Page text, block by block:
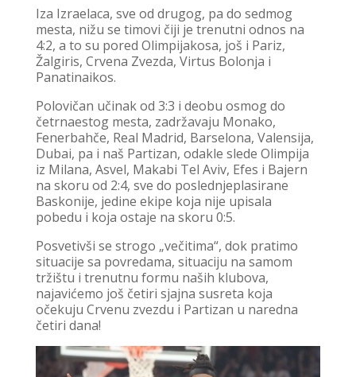
Iza Izraelaca, sve od drugog, pa do sedmog
mesta, nižu se timovi čiji je trenutni odnos na
4:2, a to su pored Olimpijakosa, još i Pariz,
Žalgiris, Crvena Zvezda, Virtus Bolonja i
Panatinaikos.
Polovičan učinak od 3:3 i deobu osmog do
četrnaestog mesta, zadržavaju Monako,
Fenerbahče, Real Madrid, Barselona, Valensija,
Dubai, pa i naš Partizan, odakle slede Olimpija
iz Milana, Asvel, Makabi Tel Aviv, Efes i Bajern
na skoru od 2:4, sve do poslednjeplasirane
Baskonije, jedine ekipe koja nije upisala
pobedu i koja ostaje na skoru 0:5.
Posvetivši se strogo „večitima“, dok pratimo
situacije sa povredama, situaciju na samom
tržištu i trenutnu formu naših klubova,
najavićemo još četiri sjajna susreta koja
očekuju Crvenu zvezdu i Partizan u naredna
četiri dana!